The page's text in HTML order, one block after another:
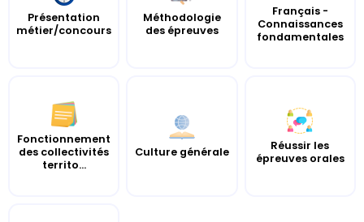
Présentation
métier/concours
Méthodologie
des épreuves
Français -
Connaissances
fondamentales
Fonctionnement
des collectivités
territo...
Culture générale
Réussir les
épreuves orales